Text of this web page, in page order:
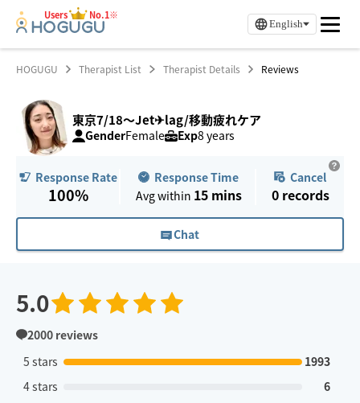
Users No.1※
English
HOGUGU Therapist List Therapist Details Reviews
東京7/18〜Jet✈︎lag/移動疲れケア
GenderFemale Exp8 years
Response Rate
100%
Response Time
Avg within 15 mins
Cancel
0 records
Chat
5.0
2000 reviews
5 stars
1993
4 stars
6